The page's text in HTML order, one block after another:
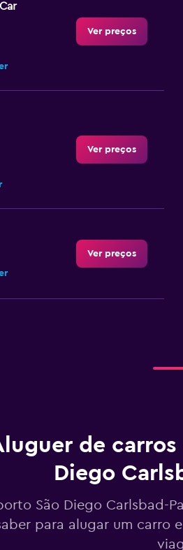
Ver preços
Ver preços
Ver preços
de
Diego
São Diego Carlsbad-
para alugar um carro